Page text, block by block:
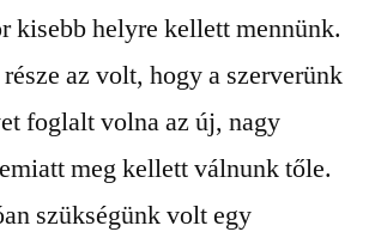
kisebb helyre kellett mennünk.
az volt, hogy a szerverünk
foglalt volna az új, nagy
meg kellett válnunk tőle.
szükségünk volt egy